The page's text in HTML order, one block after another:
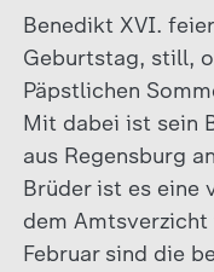
Benedikt XVI.
Geburtstag, still,
Päpstlichen
Mit dabei ist sein
aus Regensburg
Brüder ist es eine
dem Amtsverzicht
Februar sind die